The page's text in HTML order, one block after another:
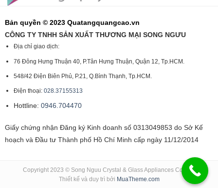
Bản quyền © 2023 Quatangquangcao.vn
CÔNG TY TNHH SẢN XUẤT THƯƠNG MẠI SONG NGƯU
Địa chỉ giao dịch:
76 Đông Hưng Thuận 40, P.Tân Hưng Thuận, Quận 12, Tp.HCM.
548/42 Điện Biên Phủ, P.21, Q.Bình Thạnh, Tp.HCM.
Điện thoại: 028.37155313
Hottline: 0946.704470
Giấy chứng nhận Đăng ký Kinh doanh số 0313049853 do Sở Kế
hoạch và Đầu tư Thành phố Hồ Chí Minh cấp ngày 11/12/2014
Copyright 2023 © Song Nguu Crystal & Glass Appliances Co., Ltd
Thiết kế và duy trì bởi MuaTheme.com